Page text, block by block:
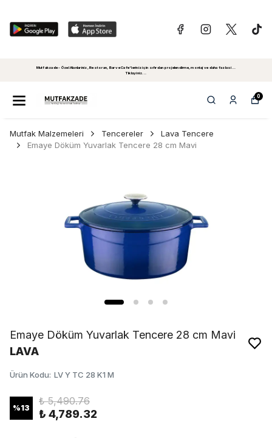
Mutfakzade - Özel Alanlariniz, Restoran, Bar ve Cafe'leriniz için sıfırdan projelendirme, montaj ve daha fazlasi...
Tiklayiniz...
0
Mutfak Malzemeleri Tencereler
Lava Tencere
Emaye Döküm Yuvarlak Tencere 28 cm Mavi
Emaye Döküm Yuvarlak Tencere 28 cm Mavi
LAVA
Ürün Kodu: LV Y TC 28 K1 M
%13
₺ 5,490.76
₺ 4,789.32